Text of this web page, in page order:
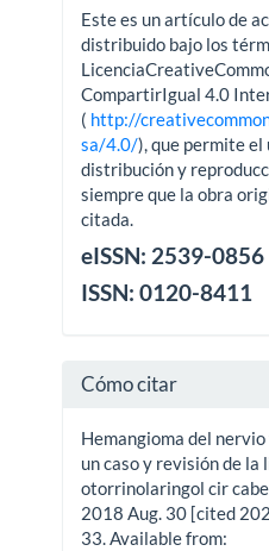
Este es un artículo de
distribuido bajo los
CompartirIgual 4.0
( http://
sa/4.0/), que permite el
distribución y
siempre que la obra
citada.
eISSN: 2539-0856
ISSN: 0120-8411
Cómo citar
Hemangioma del
un caso y revisión de
otorrinolaringol cir
2018 Aug. 30 [cited
33. Available from: